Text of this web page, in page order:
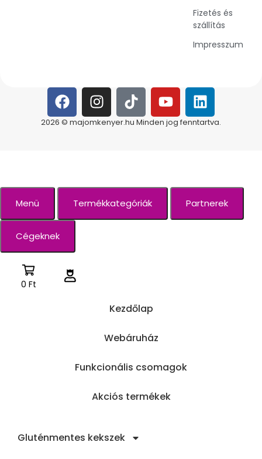
Fizetés és
szállítás
Impresszum
2026 © majomkenyer.hu Minden jog fenntartva.
Menü Termékkategóriák Partnerek
Cégeknek
0Ft
Kezdőlap
Webáruház
Funkcionális csomagok
Akciós termékek
Gluténmentes kekszek